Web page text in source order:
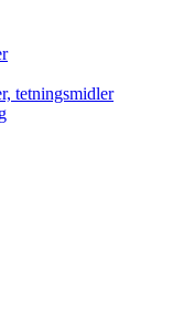
tetningsmidler